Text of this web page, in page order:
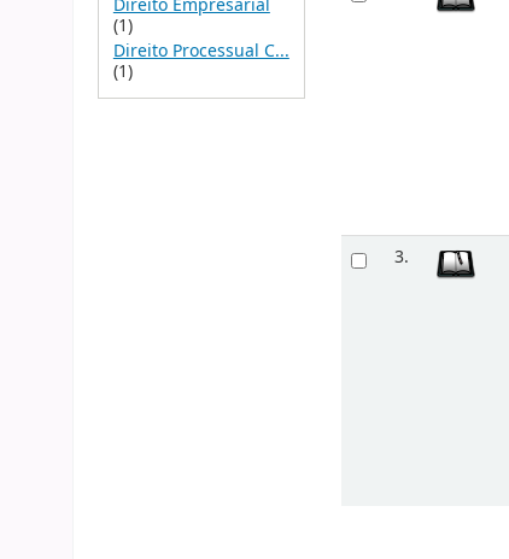
(1)
Direito Processual C...
(1)
3.